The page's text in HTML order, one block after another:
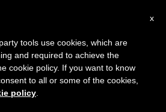
×
7 de agosto haremos la pausa
que en el periodo de verano
y también el
x
tools use cookies, which are
and required to achieve the
cookie policy. If you want to know
to all or some of the cookies,
policy